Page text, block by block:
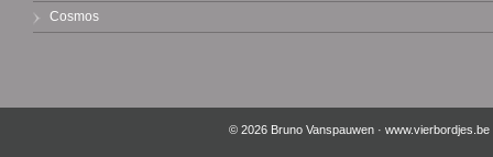
Cosmos
© 2026 Bruno Vanspauwen · www.vierbordjes.be